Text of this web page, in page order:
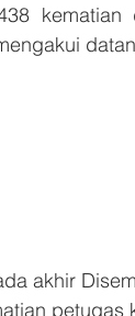
kematian
akhir
petugas